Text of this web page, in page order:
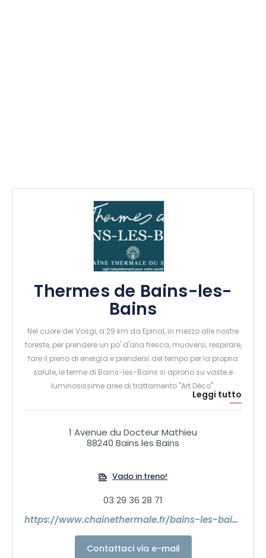
Thermes de Bains-les-
Bains
Nel cuore dei Vosgi, a 29 km da Epinal, in mezzo alle nostre
foreste, per prendere un po' d'aria fresca, muoversi, respirare,
fare il pieno di energia e prendersi del tempo per la propria
salute, le terme di Bains-les-Bains si aprono su vaste e
luminosissime aree di trattamento "Art Déco".
Una SPA, un istituto di bellezza e un'area fitness all'interno
delle terme completano il soggiorno offrendo un'ampia
gamma di trattamenti e attività.
Leggi tutto
1 Avenue du Docteur Mathieu
88240 Bains les Bains
Vado in treno!
03 29 36 28 71
https://www.chainethermale.fr/bains-les-bains/forme-et-spa
Contattaci via e-mail